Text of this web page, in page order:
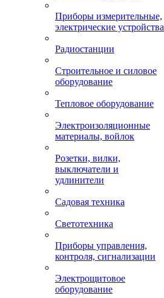
Приборы измерительные,
электрические устройства
Радиостанции
Строительное и силовое
оборудование
Тепловое оборудование
Электроизоляционные
материалы, войлок
Розетки, вилки,
выключатели и
удлинители
Садовая техника
Светотехника
Приборы управления,
контроля, сигнализации
Электрощитовое
оборудование